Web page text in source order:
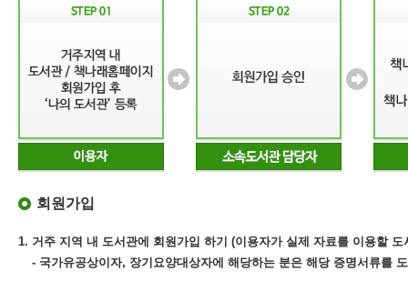
회원가입
1. 거주 지역 내 도서관에 회원가입 하기 (이용자가 실제 자료를 이용할 도
- 국가유공상이자, 장기요양대상자에 해당하는 분은 해당 증명서류를